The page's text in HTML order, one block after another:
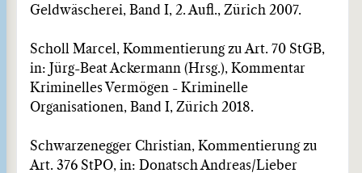
Geldwäscherei, Band I, 2. Aufl., Zürich 2007.
Scholl Marcel, Kommentierung zu Art. 70 StGB,
in: Jürg-Beat Ackermann (Hrsg.), Kommentar
Kriminelles Vermögen - Kriminelle
Organisationen, Band I, Zürich 2018.
Schwarzenegger Christian, Kommentierung zu
Art. 376 StPO, in: Donatsch Andreas/Lieber